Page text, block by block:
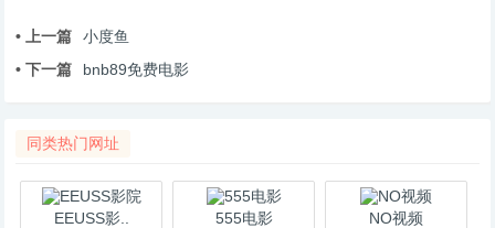
• 上一篇
小度鱼
• 下一篇
bnb89免费电影
同类热门网址
EEUSS影.. 555电影 NO视频